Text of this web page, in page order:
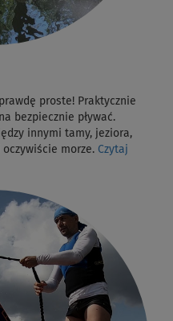
proste! Praktycznie
bezpiecznie pływać.
innymi tamy, jeziora,
morze. Czytaj